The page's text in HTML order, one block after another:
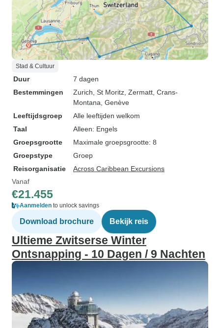
Stad & Cultuur
Duur
7 dagen
Bestemmingen
Zurich , St Moritz , Zermatt , Crans-
Montana , Genève
Leeftijdsgroep
Alle leeftijden welkom
Taal
Alleen: Engels
Groepsgrootte
Maximale groepsgrootte: 8
Groepstype
Groep
Reisorganisatie
Across Caribbean Excursions
Vanaf
€21.455
Aanmelden to unlock savings
Download brochure Bekijk reis
Ultieme Zwitserse Winter
Ontsnapping - 10 Dagen / 9 Nachten